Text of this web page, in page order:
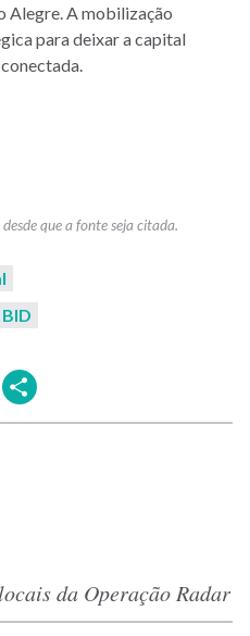
Alegre. A mobilização
para deixar a capital
BID
WhatsApp
da Operação Radar